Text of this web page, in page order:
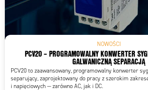
NOWOŚCI
PCV20 – PROGRAMOWALNY KONWERTER
GALWANICZNĄ SEPARACJĄ
PCV20 to zaawansowany, programowalny konwerter
separujący, zaprojektowany do pracy z szerokim
i napięciowych — zarówno AC, jak i DC.